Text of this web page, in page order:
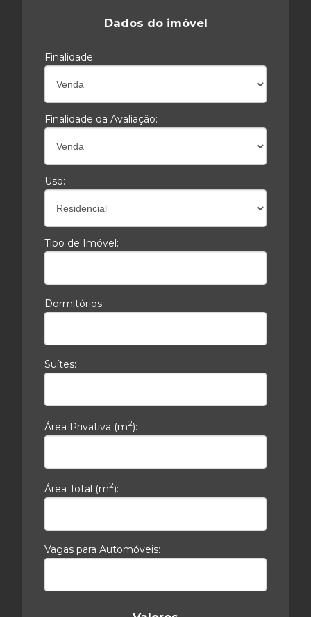
Dados do imóvel
Finalidade:
Finalidade da Avaliação:
Uso:
Tipo de Imóvel:
Dormitórios:
Suítes:
Área Privativa (m2):
Área Total (m2):
Vagas para Automóveis: